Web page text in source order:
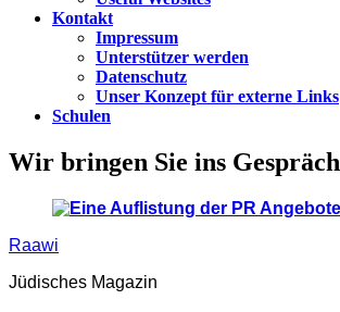
Kontakt
Impressum
Unterstützer werden
Datenschutz
Unser Konzept für externe Links
Schulen
Wir bringen Sie ins Gespräch
Raawi
Jüdisches Magazin